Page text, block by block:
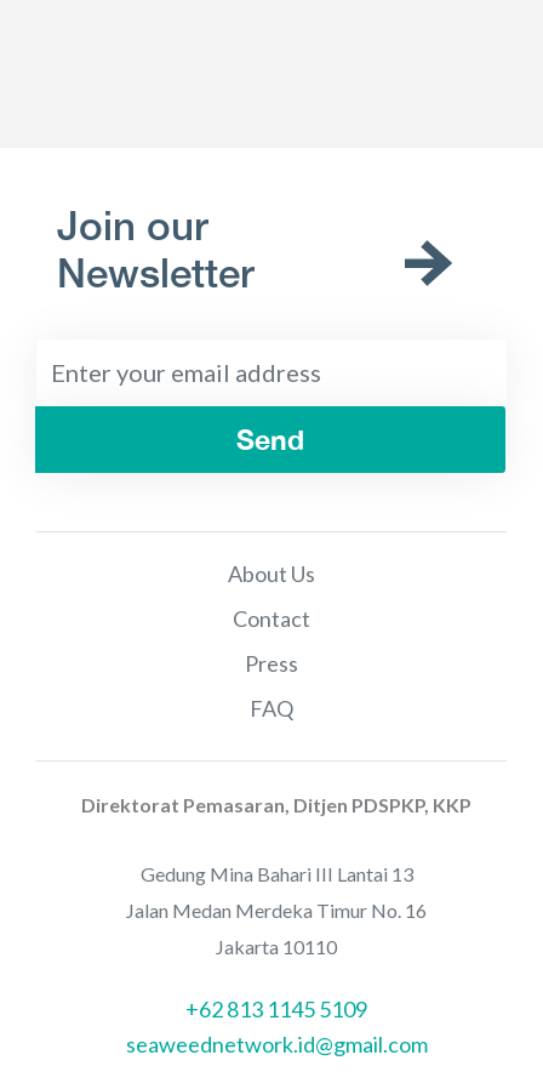
Join our
Newsletter
Send
About Us
Contact
Press
FAQ
Direktorat Pemasaran, Ditjen PDSPKP, KKP
Gedung Mina Bahari III Lantai 13
Jalan Medan Merdeka Timur No. 16
Jakarta 10110
+62 813 1145 5109
seaweednetwork.id@gmail.com